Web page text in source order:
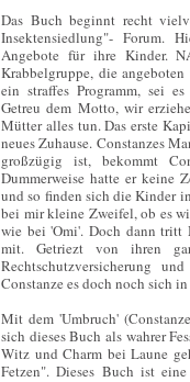
Das Buch beginnt recht
Insektensiedlung"- Forum.
Angebote für ihre Kinder.
Krabbelgruppe, die
ein straffes Programm, sei
Getreu dem Motto, wir
Mütter alles tun. Das erste
neues Zuhause. Constanzes
großzügig ist, bekommt
Dummerweise hatte er keine
und so finden sich die Kinder
bei mir kleine Zweifel, ob es
wie bei 'Omi'. Doch dann tritt
mit. Getriezt von ihren
Rechtschutzversicherung
Constanze es doch noch sich
Mit dem 'Umbruch'
sich dieses Buch als wahrer
Witz und Charm bei Laune
Fetzen". Dieses Buch ist